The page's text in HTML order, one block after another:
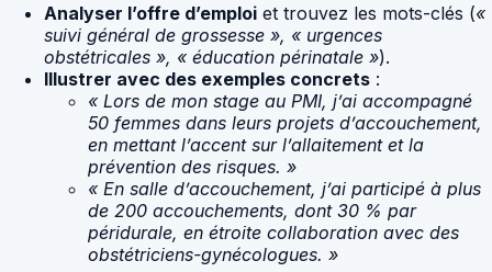
Analyser l’offre d’emploi et trouvez les mots-clés («
suivi général de grossesse », « urgences
obstétricales », « éducation périnatale »).
Illustrer avec des exemples concrets :
« Lors de mon stage au PMI, j’ai accompagné
50 femmes dans leurs projets d’accouchement,
en mettant l’accent sur l’allaitement et la
prévention des risques. »
« En salle d’accouchement, j’ai participé à plus
de 200 accouchements, dont 30 % par
péridurale, en étroite collaboration avec des
obstétriciens-gynécologues. »